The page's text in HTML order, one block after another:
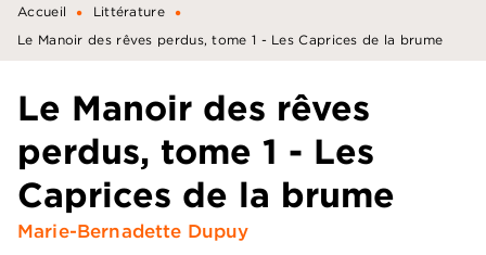
Accueil • Littérature •
Le Manoir des rêves perdus, tome 1 - Les Caprices de la brume
Le Manoir des rêves
perdus, tome 1 - Les
Caprices de la brume
Marie-Bernadette Dupuy